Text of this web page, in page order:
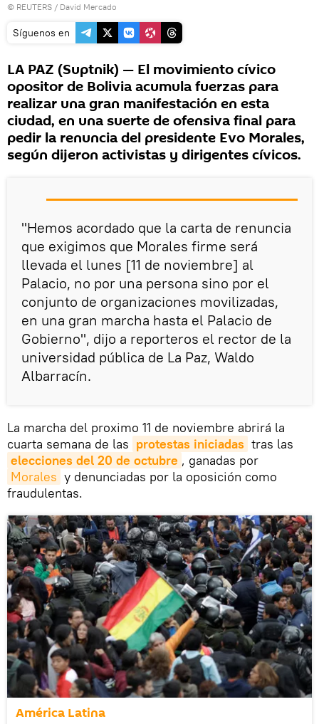
© REUTERS / David Mercado
Síguenos en
LA PAZ (Suptnik) — El movimiento cívico
opositor de Bolivia acumula fuerzas para
realizar una gran manifestación en esta
ciudad, en una suerte de ofensiva final para
pedir la renuncia del presidente Evo Morales,
según dijeron activistas y dirigentes cívicos.
"Hemos acordado que la carta de renuncia
que exigimos que Morales firme será
llevada el lunes [11 de noviembre] al
Palacio, no por una persona sino por el
conjunto de organizaciones movilizadas,
en una gran marcha hasta el Palacio de
Gobierno", dijo a reporteros el rector de la
universidad pública de La Paz, Waldo
Albarracín.
La marcha del proximo 11 de noviembre abrirá la
cuarta semana de las protestas iniciadas tras las
elecciones del 20 de octubre , ganadas por
Morales y denunciadas por la oposición como
fraudulentas.
América Latina